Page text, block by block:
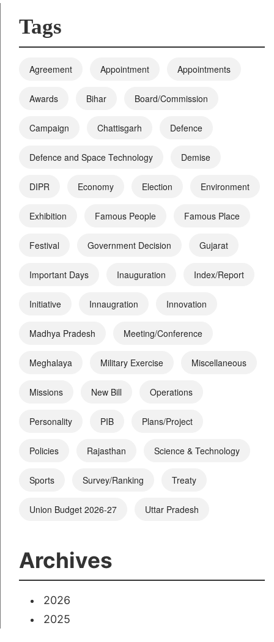
Tags
Agreement Appointment Appointments
Awards Bihar Board/Commission
Campaign Chattisgarh Defence
Defence and Space Technology Demise
DIPR Economy Election Environment
Exhibition Famous People Famous Place
Festival Government Decision Gujarat
Important Days Inauguration Index/Report
Initiative Innaugration Innovation
Madhya Pradesh Meeting/Conference
Meghalaya Military Exercise Miscellaneous
Missions New Bill Operations
Personality PIB Plans/Project
Policies Rajasthan Science & Technology
Sports Survey/Ranking Treaty
Union Budget 2026-27 Uttar Pradesh
Archives
2026
2025